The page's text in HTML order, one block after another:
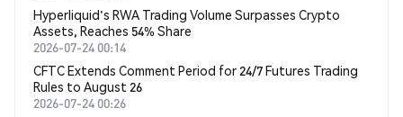
Hyperliquid's RWA Trading Volume Surpasses Crypto
Assets, Reaches 54% Share
2026-07-24 00:14
CFTC Extends Comment Period for 24/7 Futures Trading
Rules to August 26
2026-07-24 00:26